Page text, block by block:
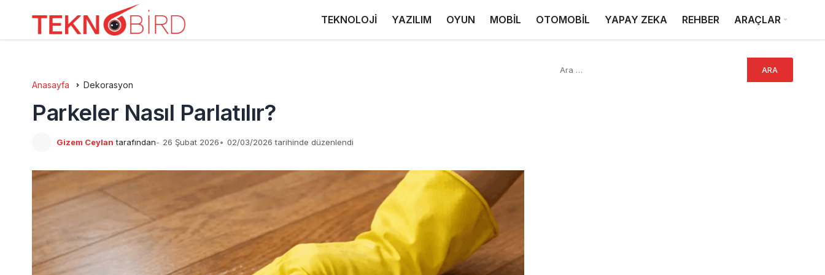
TEKNOLOJİ YAZILIM OYUN MOBİL OTOMOBİL YAPAY ZEKA REHBER ARAÇLAR
Anasayfa Dekorasyon
Parkeler Nasıl Parlatılır?
Gizem Ceylan tarafından 26 Şubat 2026 02/03/2026 tarihinde düzenlendi